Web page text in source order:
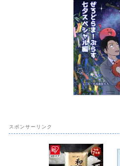
スポンサーリンク